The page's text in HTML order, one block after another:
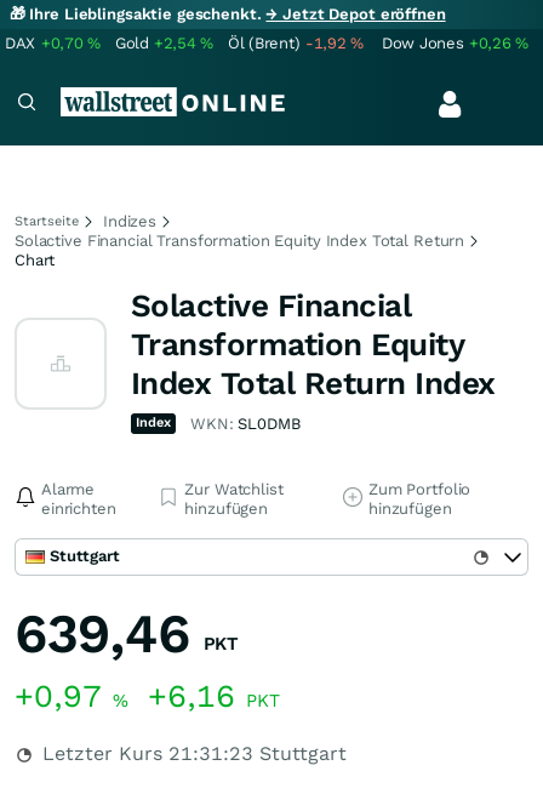
🎁 Ihre Lieblingsaktie geschenkt.→ Jetzt Depot eröffnen
DAX +0,70% Gold +2,54% Öl (Brent) -1,92% Dow Jones +0,26%
Startseite
Indizes
Solactive Financial Transformation Equity Index Total Return
Chart
Solactive Financial
Transformation Equity
Index Total Return Index
Index WKN:SL0DMB
Alarme
einrichten
Zur Watchlist
hinzufügen
Zum Portfolio
hinzufügen
Stuttgart
639,46 PKT
+0,97 % +6,16 PKT
Letzter Kurs 21:31:23 Stuttgart